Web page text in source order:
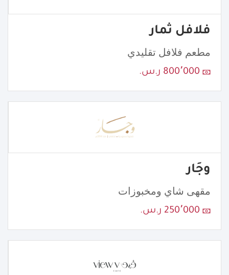
فلافل ثمار
مطعم فلافل تقليدي
800٬000 ر.س.
وجَار
مقهى شاي ومخبوزات
250٬000 ر.س.